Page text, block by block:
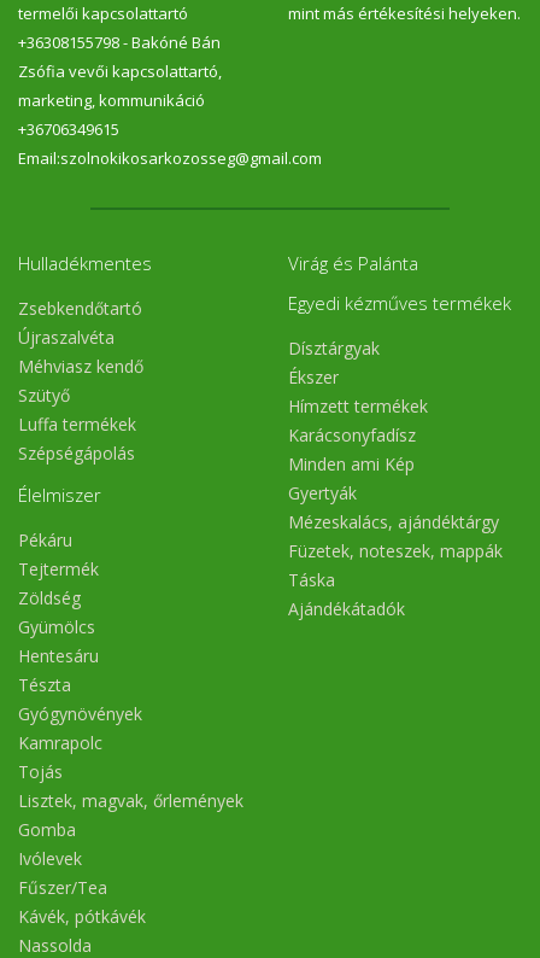
termelői kapcsolattartó
+36308155798 - Bakóné Bán
Zsófia vevői kapcsolattartó,
marketing, kommunikáció
+36706349615
Email:szolnokikosarkozosseg@gmail.com
mint más értékesítési helyeken.
Hulladékmentes
Zsebkendőtartó
Újraszalvéta
Méhviasz kendő
Szütyő
Luffa termékek
Szépségápolás
Élelmiszer
Pékáru
Tejtermék
Zöldség
Gyümölcs
Hentesáru
Tészta
Gyógynövények
Kamrapolc
Tojás
Lisztek, magvak, őrlemények
Gomba
Ivólevek
Fűszer/Tea
Kávék, pótkávék
Nassolda
Virág és Palánta
Egyedi kézműves termékek
Dísztárgyak
Ékszer
Hímzett termékek
Karácsonyfadísz
Minden ami Kép
Gyertyák
Mézeskalács, ajándéktárgy
Füzetek, noteszek, mappák
Táska
Ajándékátadók